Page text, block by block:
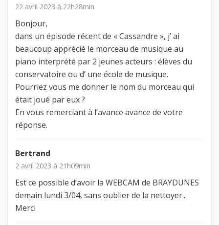
22 avril 2023 à 22h28min
Bonjour,
dans un épisode récent de « Cassandre », j’ ai
beaucoup apprécié le morceau de musique au
piano interprété par 2 jeunes acteurs : élèves du
conservatoire ou d’ une école de musique.
Pourriez vous me donner le nom du morceau qui
était joué par eux ?
En vous remerciant à l’avance avance de votre
réponse.
Bertrand
2 avril 2023 à 21h09min
Est ce possible d’avoir la WEBCAM de BRAYDUNES
demain lundi 3/04, sans oublier de la nettoyer..
Merci